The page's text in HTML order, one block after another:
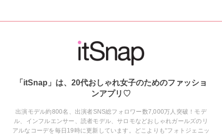
「itSnap」は、20代おしゃれ女子のためのファッショ
ンアプリ♡
出演モデル約800名、出演者SNS総フォロワー数7,000万人突破！モデ
ル、インフルエンサー、読者モデル、サロモなどおしゃれガールズのリ
アルなコーデを毎日19時に更新しています。どこよりも“フォトジェニッ